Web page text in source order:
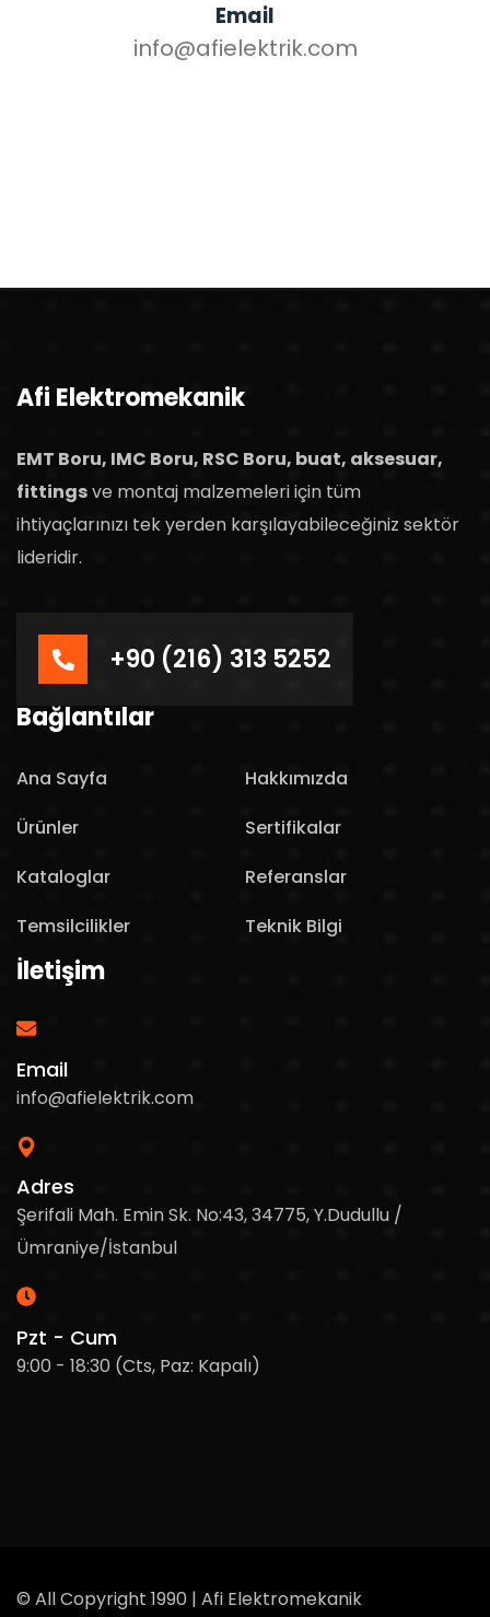
Email
info@afielektrik.com
Afi Elektromekanik
EMT Boru, IMC Boru, RSC Boru, buat, aksesuar,
fittingsve montaj malzemeleri için tüm
ihtiyaçlarınızı tek yerden karşılayabileceğiniz sektör
lideridir.
+90 (216) 313 5252
Bağlantılar
Ana Sayfa
Hakkımızda
Ürünler
Sertifikalar
Kataloglar
Referanslar
Temsilcilikler
Teknik Bilgi
İletişim
Email
info@afielektrik.com
Adres
Şerifali Mah. Emin Sk. No:43, 34775, Y.Dudullu /
Ümraniye/İstanbul
Pzt - Cum
9:00 - 18:30 (Cts, Paz: Kapalı)
© All Copyright 1990 | Afi Elektromekanik